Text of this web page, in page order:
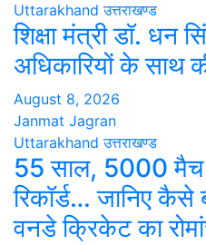
Uttarakhand उत्तराखण्ड
शिक्षा मंत्री डॉ. धन
अधिकारियों के साथ
August 8, 2026
Janmat Jagran
Uttarakhand उत्तराखण्ड
55 साल, 5000
रिकॉर्ड… जानिए कैसे
वनडे क्रिकेट का